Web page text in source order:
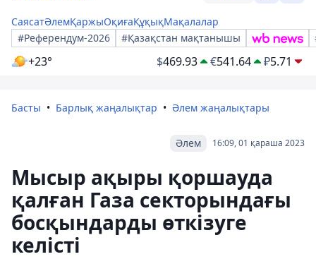
СаясатӘлемҚаржыОқиғаҚұқықМақалалар
#Референдум-2026
#Қазақстан мақтанышы
+23° $469.93 €541.64 ₽5.71
Басты Барлық жаңалықтар Әлем жаңалықтары
16:09, 01 қараша 2023
Әлем
Мысыр ақыры қоршауда
қалған Газа секторындағы
босқындарды өткізуге
келісті